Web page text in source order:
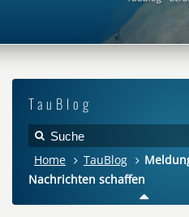
TauBlog
Home TauBlog
Nachrichten schaffen